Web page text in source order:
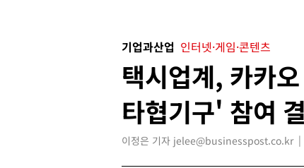
기업과산업 인터넷·게임·콘텐츠
택시업계, 카카
타협기구' 참여
이정은 기자 jelee@businesspost.co.kr